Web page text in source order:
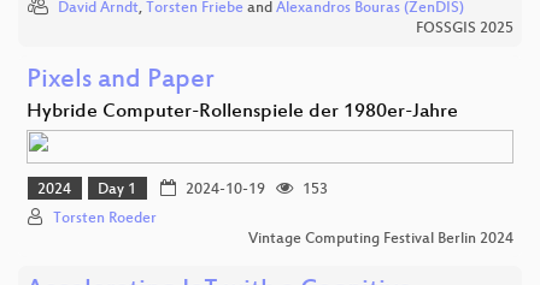
David Arndt, Torsten Friebe and Alexandros Bouras (ZenDIS)
FOSSGIS 2025
Pixels and Paper
Hybride Computer-Rollenspiele der 1980er-Jahre
2024 Day 1 2024-10-19
153
Torsten Roeder
Vintage Computing Festival Berlin 2024